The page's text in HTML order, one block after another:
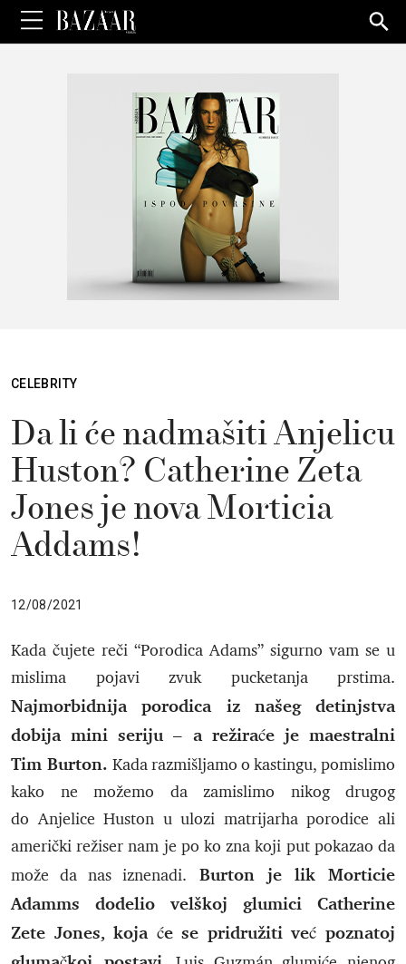
for:
CELEBRITY
Da li će nadmašiti Anjelicu
Huston? Catherine Zeta
Jones je nova Morticia
Addams!
12/08/2021
Kada čujete reči “Porodica Adams” sigurno vam se u
mislima pojavi zvuk pucketanja prstima.
Najmorbidnija porodica iz našeg detinjstva
dobija mini seriju – a režiraće je maestralni
Tim Burton. Kada razmišljamo o kastingu, pomislimo
kako ne možemo da zamislimo nikog drugog
do Anjelice Huston u ulozi matrijarha porodice ali
američki režiser nam je po ko zna koji put pokazao da
može da nas iznenadi. Burton je lik Morticie
Adamms dodelio velškoj glumici Catherine
Zete Jones, koja će se pridružiti već poznatoj